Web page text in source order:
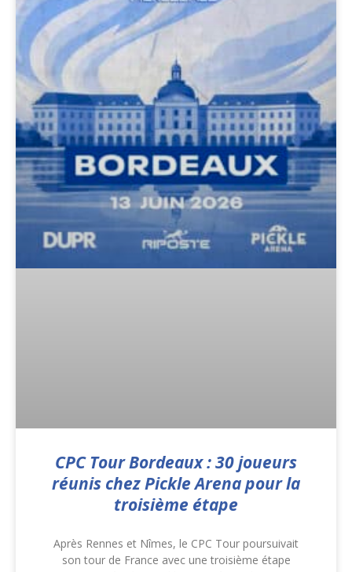
CPC Tour Bordeaux : 30 joueurs
réunis chez Pickle Arena pour la
troisième étape
Après Rennes et Nîmes, le CPC Tour poursuivait
son tour de France avec une troisième étape